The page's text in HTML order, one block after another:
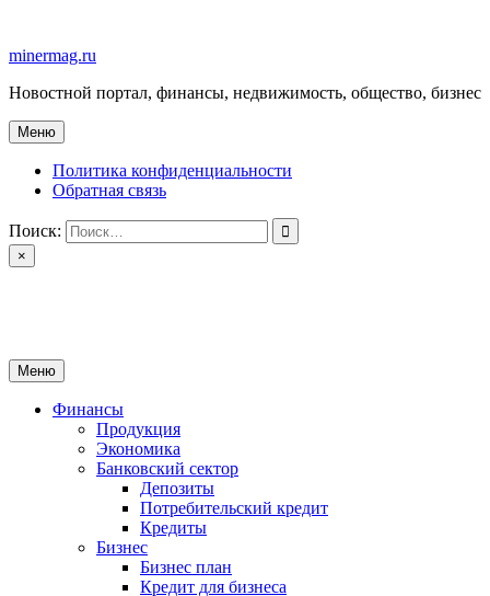
содержимому
minermag.ru
Новостной портал, финансы, недвижимость, общество, бизнес
Меню
Политика конфиденциальности
Обратная связь
Поиск:
×
Меню
Финансы
Продукция
Экономика
Банковский сектор
Депозиты
Потребительский кредит
Кредиты
Бизнес
Бизнес план
Кредит для бизнеса